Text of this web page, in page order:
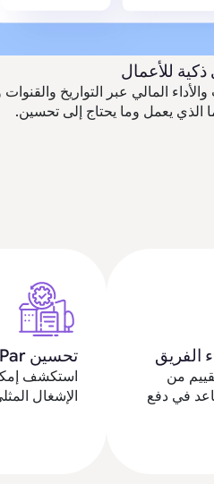
للأعمال
المالي عبر التواريخ والقنوات
الذي يعمل وما يحتاج إلى تحسين.
الفريق
من
في دفع
تحسين RevPar الخاص بك
استكشف
الإشغال